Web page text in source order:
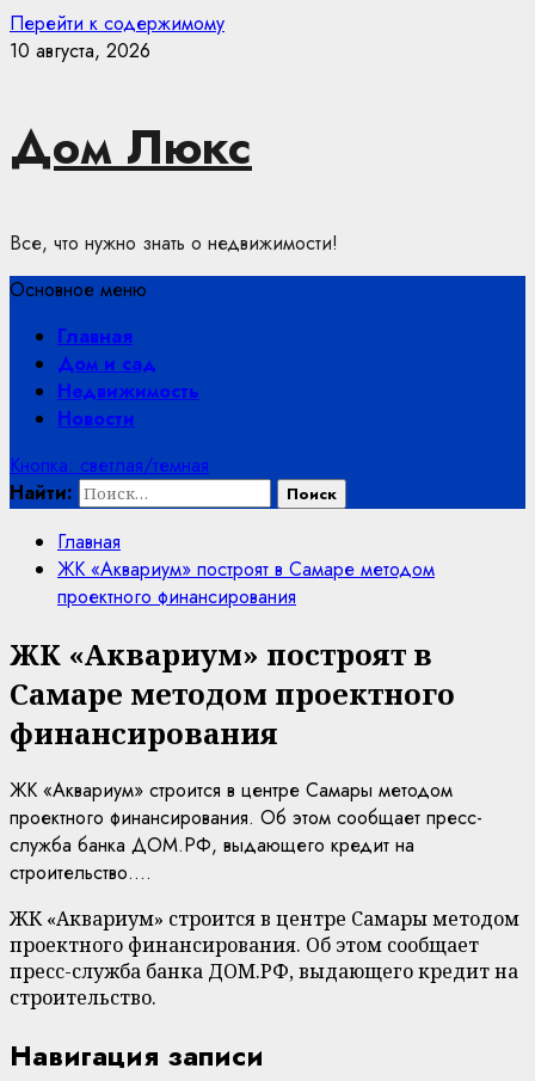
Перейти к содержимому
10 августа, 2026
Дом Люкс
Все, что нужно знать о недвижимости!
Основное меню
Главная
Дом и сад
Недвижимость
Новости
Кнопка: светлая/темная
Найти:
Главная
ЖК «Аквариум» построят в Самаре методом
проектного финансирования
ЖК «Аквариум» построят в
Самаре методом проектного
финансирования
ЖК «Аквариум» строится в центре Самары методом
проектного финансирования. Об этом сообщает пресс-
служба банка ДОМ.РФ, выдающего кредит на
строительство....
ЖК «Аквариум» строится в центре Самары методом
проектного финансирования. Об этом сообщает
пресс-служба банка ДОМ.РФ, выдающего кредит на
строительство.
Навигация записи